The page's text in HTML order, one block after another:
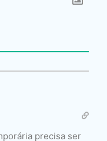
precisa ser